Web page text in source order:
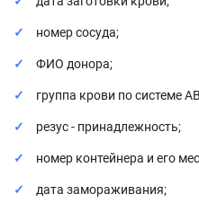
номер сосуда;
ФИО донора;
группа крови по системе
резус - принадлежность;
номер контейнера и его
дата замораживания;